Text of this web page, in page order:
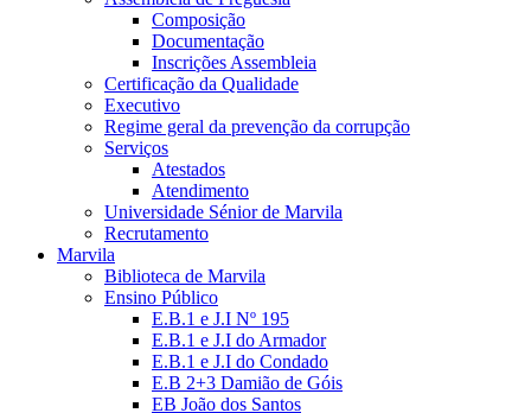
Composição
Documentação
Inscrições Assembleia
Certificação da Qualidade
Executivo
Regime geral da prevenção da corrupção
Serviços
Atestados
Atendimento
Universidade Sénior de Marvila
Recrutamento
Marvila
Biblioteca de Marvila
Ensino Público
E.B.1 e J.I Nº 195
E.B.1 e J.I do Armador
E.B.1 e J.I do Condado
E.B 2+3 Damião de Góis
EB João dos Santos